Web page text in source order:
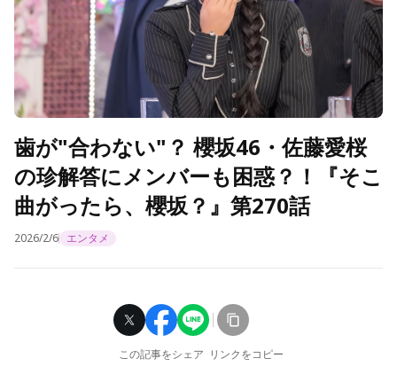
歯が"合わない"？ 櫻坂46・佐藤愛桜
の珍解答にメンバーも困惑？！『そこ
曲がったら、櫻坂？』第270話
2026/2/6 エンタメ
この記事をシェア リンクをコピー